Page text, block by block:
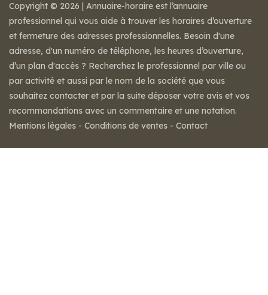
Copyright © 2026 | Annuaire-horaire est l’annuaire
professionnel qui vous aide à trouver les horaires d’ouverture
et fermeture des adresses professionnelles. Besoin d'une
adresse, d'un numéro de téléphone, les heures d’ouverture,
d’un plan d'accès ? Recherchez le professionnel par ville ou
par activité et aussi par le nom de la société que vous
souhaitez contacter et par la suite déposer votre avis et vos
recommandations avec un commentaire et une notation.
Mentions légales - Conditions de ventes - Contact